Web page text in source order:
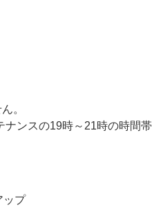
。
ナンスの19時～21時の時間帯
ップ